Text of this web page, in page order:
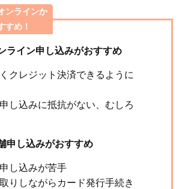
ンラインか
すめ！
ライン申し込みがおすすめ
クレジット決済できるように
し込みに抵抗がない、むしろ
申し込みがおすすめ
し込みが苦手
りしながらカード発行手続き